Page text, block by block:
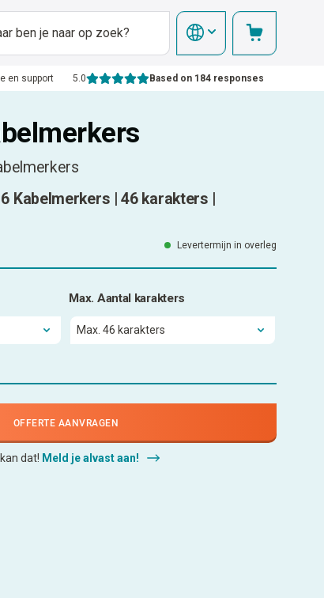
en support 5.0 Based on 184 responses
Kabelmerkers | 46 karakters |
Levertermijn in overleg
Max. Aantal karakters
OFFERTE AANVRAGEN
dat! Meld je alvast aan!